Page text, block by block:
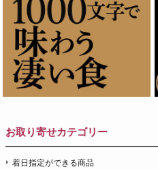
お取り寄せカテゴリー
着日指定ができる商品